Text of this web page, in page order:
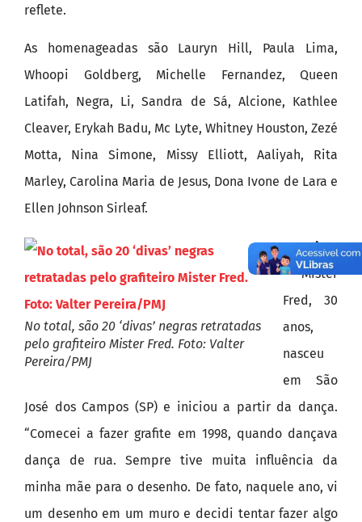
reflete.
As homenageadas são Lauryn Hill, Paula Lima,
Whoopi Goldberg, Michelle Fernandez, Queen
Latifah, Negra, Li, Sandra de Sá, Alcione, Kathlee
Cleaver, Erykah Badu, Mc Lyte, Whitney Houston, Zezé
Motta, Nina Simone, Missy Elliott, Aaliyah, Rita
Marley, Carolina Maria de Jesus, Dona Ivone de Lara e
Ellen Johnson Sirleaf.
No total, são 20 ‘divas’ negras retratadas
pelo grafiteiro Mister Fred. Foto: Valter
Pereira/PMJ
O artista
– Mister
Fred, 30
anos,
nasceu
em São
José dos Campos (SP) e iniciou a partir da dança.
“Comecei a fazer grafite em 1998, quando dançava
dança de rua. Sempre tive muita influência da
minha mãe para o desenho. De fato, naquele ano, vi
um desenho em um muro e decidi tentar fazer algo